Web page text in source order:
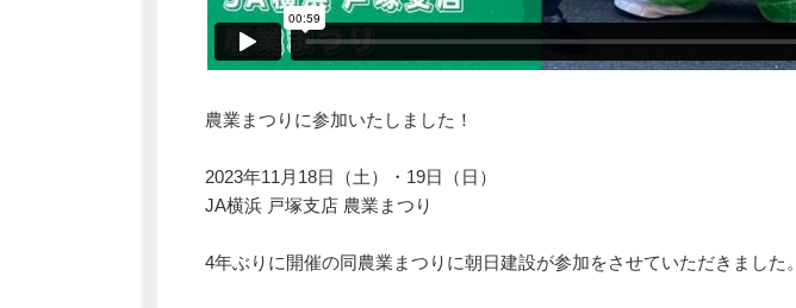
農業まつりに参加いたしました！
2023年11月18日（土）・19日（日）
JA横浜 戸塚支店 農業まつり
4年ぶりに開催の同農業まつりに朝日建設が参加をさせていただきました。